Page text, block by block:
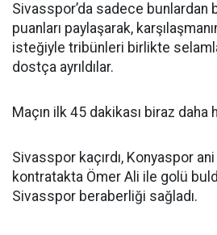
Sivasspor’da sadece bunlardan
puanları paylaşarak,
isteğiyle tribünleri birlikte
dostça ayrıldılar.
Maçın ilk 45 dakikası biraz daha
Sivasspor kaçırdı, Konyaspor
kontratakta Ömer Ali ile golü
Sivasspor beraberliği sağladı.